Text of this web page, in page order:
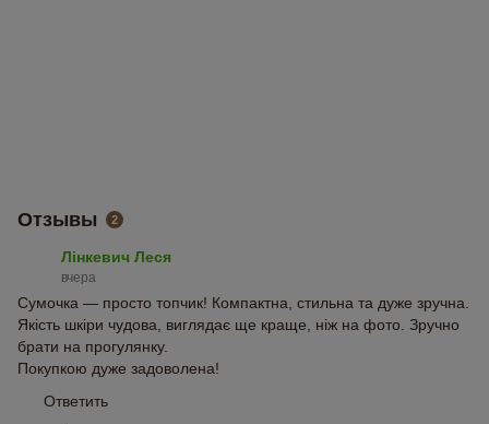
Отзывы 2
Лінкевич Леся
вчера
Сумочка — просто топчик! Компактна, стильна та дуже зручна.
Якість шкіри чудова, виглядає ще краще, ніж на фото. Зручно
брати на прогулянку.
Покупкою дуже задоволена!
Ответить